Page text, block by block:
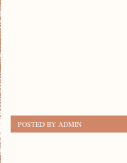
POSTED BY ADMIN